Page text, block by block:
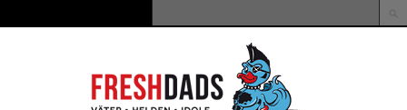
Suchformular